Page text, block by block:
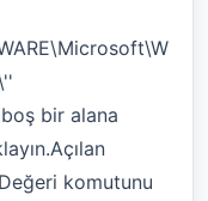
bir alana
komutunu